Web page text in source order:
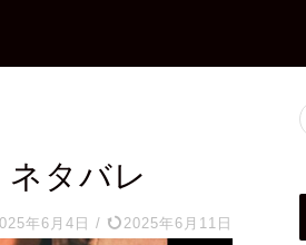
タバレ
年6月4日 / 2025年6月11日